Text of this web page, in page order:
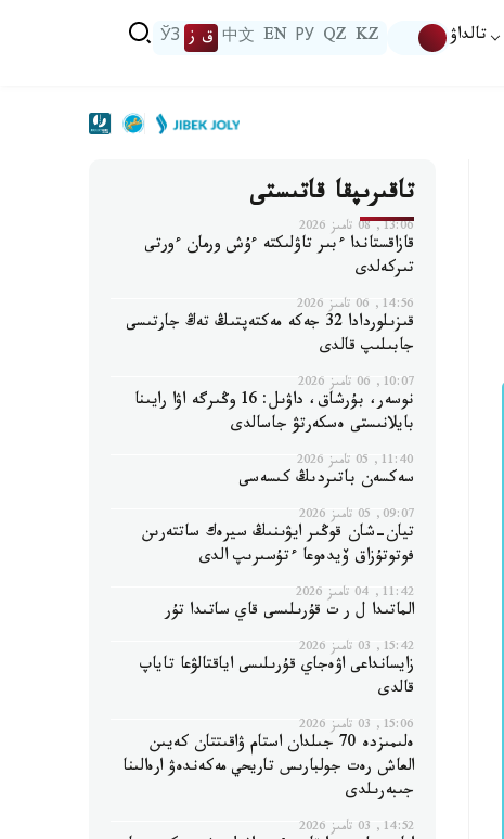
تالداۋ KZ
QZ
РУ
EN
中文 ق ز ЎЗ
تاقىرىپقا قاتىستى
13:06, 08 تامىز 2026
قازاقستاندا ءبىر تاۋلىكتە ءۇش ورمان ءورتى
تىركەلدى
14:56, 06 تامىز 2026
قىزىلوردادا 32 جەكە مەكتەپتىڭ تەڭ جارتىسى
جابىلىپ قالدى
10:07, 06 تامىز 2026
نوسەر، بۇرشاق، داۋىل: 16 وڭىرگە اۋا رايىنا
بايلانىستى ەسكەرتۋ جاسالدى
11:40, 05 تامىز 2026
سەكسەن باتىردىڭ كىسەسى
09:07, 05 تامىز 2026
تيان-شان قوڭىر ايۋىنىڭ سيرەك ساتتەرىن
فوتوتۇزاق ۆيدەوعا ءتۇسىرىپ الدى
11:42, 04 تامىز 2026
الماتىدا ل ر ت قۇرىلىسى قاي ساتىدا تۇر
15:42, 03 تامىز 2026
زايسانداعى اۋەجاي قۇرىلىسى اياقتالۋعا تاياپ
قالدى
15:06, 03 تامىز 2026
ەلىمىزدە 70 جىلدان استام ۋاقىتتان كەيىن
العاش رەت جولبارىس تاريحي مەكەندەۋ ارەالىنا
جىبەرىلدى
14:52, 03 تامىز 2026